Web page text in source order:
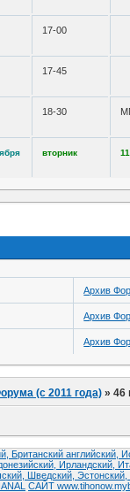
17-00
17-45
18-30
вторник
Архив
Архив
Архив
(с 2011 года) »46
Британский английский,
Ирландский,
Шведский, Эстонский,
САЙТ